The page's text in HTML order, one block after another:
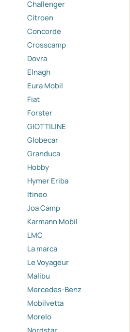
Challenger
Citroen
Concorde
Crosscamp
Dovra
Elnagh
Eura Mobil
Fiat
Forster
GIOTTILINE
Globecar
Granduca
Hobby
Hymer Eriba
Itineo
Joa Camp
Karmann Mobil
LMC
La marca
Le Voyageur
Malibu
Mercedes-Benz
Mobilvetta
Morelo